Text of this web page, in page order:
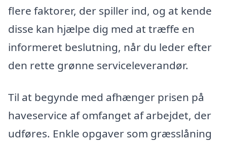
flere faktorer, der spiller ind, og at kende
disse kan hjælpe dig med at træffe en
informeret beslutning, når du leder efter
den rette grønne serviceleverandør.
Til at begynde med afhænger prisen på
haveservice af omfanget af arbejdet, der
udføres. Enkle opgaver som græsslåning